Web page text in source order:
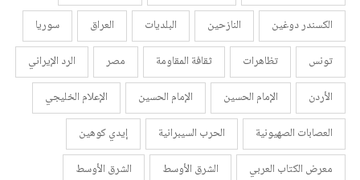
الكسندر دوغين
النازحين البلديات العراق
سوريا
تونس
تظاهرات ثقافة المقاومة مصر
الرد الإيراني
الأردن
الإمام الحسين الإمام الحسين
الإعلام الخليجي
العصابات الصهيونية
الحرب السيبرانية
إيدي كوهين
معرض الكتاب العربي
الشرق الأوسط
الشرق الأوسط